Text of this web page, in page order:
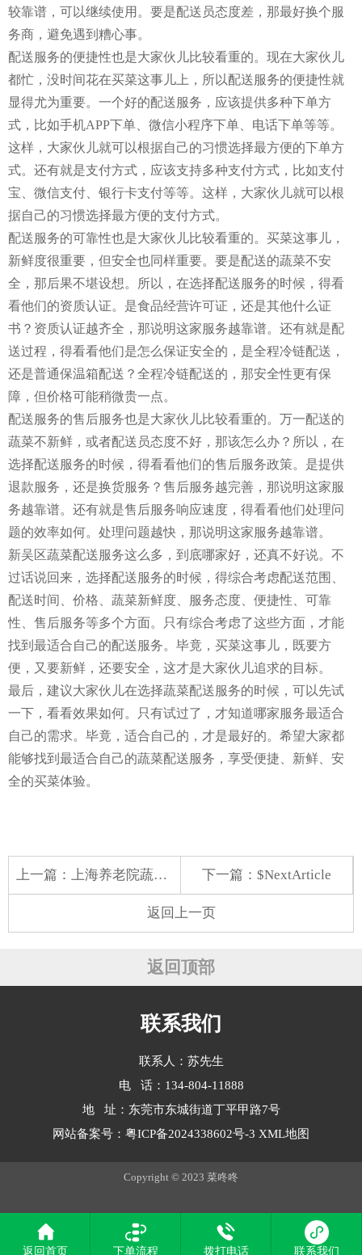
较靠谱，可以继续使用。要是配送员态度差，那最好换个服
务商，避免遇到糟心事。
配送服务的便捷性也是大家伙儿比较看重的。现在大家伙儿
都忙，没时间花在买菜这事儿上，所以配送服务的便捷性就
显得尤为重要。一个好的配送服务，应该提供多种下单方
式，比如手机APP下单、微信小程序下单、电话下单等等。
这样，大家伙儿就可以根据自己的习惯选择最方便的下单方
式。还有就是支付方式，应该支持多种支付方式，比如支付
宝、微信支付、银行卡支付等等。这样，大家伙儿就可以根
据自己的习惯选择最方便的支付方式。
配送服务的可靠性也是大家伙儿比较看重的。买菜这事儿，
新鲜度很重要，但安全也同样重要。要是配送的蔬菜不安
全，那后果不堪设想。所以，在选择配送服务的时候，得看
看他们的资质认证。是食品经营许可证，还是其他什么证
书？资质认证越齐全，那说明这家服务越靠谱。还有就是配
送过程，得看看他们是怎么保证安全的，是全程冷链配送，
还是普通保温箱配送？全程冷链配送的，那安全性更有保
障，但价格可能稍微贵一点。
配送服务的售后服务也是大家伙儿比较看重的。万一配送的
蔬菜不新鲜，或者配送员态度不好，那该怎么办？所以，在
选择配送服务的时候，得看看他们的售后服务政策。是提供
退款服务，还是换货服务？售后服务越完善，那说明这家服
务越靠谱。还有就是售后服务响应速度，得看看他们处理问
题的效率如何。处理问题越快，那说明这家服务越靠谱。
新吴区蔬菜配送服务这么多，到底哪家好，还真不好说。不
过话说回来，选择配送服务的时候，得综合考虑配送范围、
配送时间、价格、蔬菜新鲜度、服务态度、便捷性、可靠
性、售后服务等多个方面。只有综合考虑了这些方面，才能
找到最适合自己的配送服务。毕竟，买菜这事儿，既要方
便，又要新鲜，还要安全，这才是大家伙儿追求的目标。
最后，建议大家伙儿在选择蔬菜配送服务的时候，可以先试
一下，看看效果如何。只有试过了，才知道哪家服务最适合
自己的需求。毕竟，适合自己的，才是最好的。希望大家都
能够找到最适合自己的蔬菜配送服务，享受便捷、新鲜、安
全的买菜体验。
上一篇： 上海养老院蔬菜配送招标 下一篇：$NextArticle
返回上一页
返回顶部
联系我们
联系人：苏先生
电 话：134-804-11888
地 址：东莞市东城街道丁平甲路7号
网站备案号： 粤ICP备2024338602号-3 XML地图
Copyright © 2023 菜咚咚
返回首页 下单流程 拨打电话 联系我们